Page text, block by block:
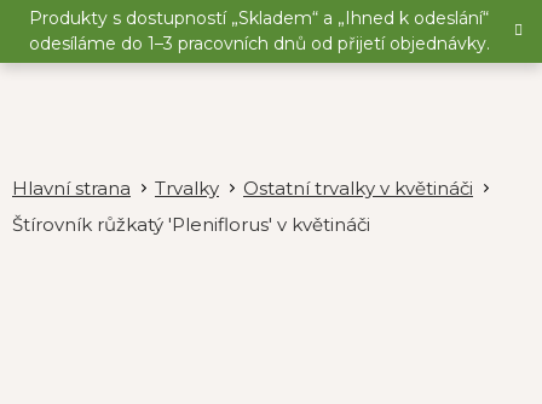
Přejít
obsah
Produkty s dostupností „Skladem“ a „Ihned k odeslání“
odesíláme do 1–3 pracovních dnů od přijetí objednávky.
Trvalky
Ostatní trvalky v květináči
Štírovník růžkatý 'Pleniflorus' v květináči